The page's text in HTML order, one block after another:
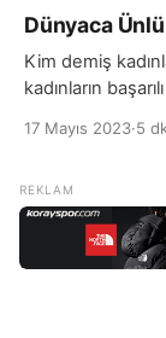
Dünyaca
Kim demiş
kadınların
mücadele
tamamen
önemli bir rol
1991 yılında
17 Mayıs 2023·5